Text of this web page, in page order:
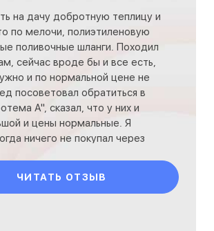
на дачу добротную теплицу и
по мелочи, полиэтиленовую
поливочные шланги. Походил
сейчас вроде бы и все есть,
и по нормальной цене не
посоветовал обратиться в
А", сказал, что у них и
и цены нормальные. Я
ничего не покупал через
ЧИТАТЬ ОТЗЫВ